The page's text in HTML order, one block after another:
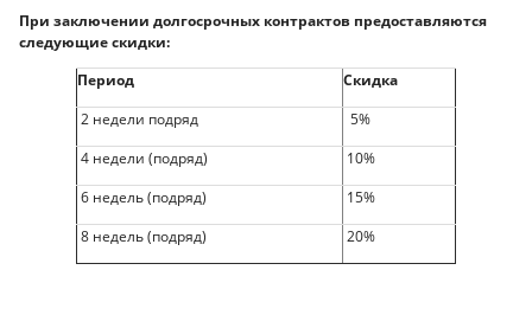
При заключении долгосрочных контрактов предоставляются
следующие скидки:
Период
Скидка
2 недели подряд
5%
4 недели (подряд)
10%
6 недель (подряд)
15%
8 недель (подряд)
20%